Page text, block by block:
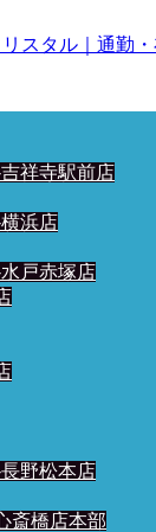
祥寺駅前店
浜店
戸赤塚店
野松本店
斎橋店本部